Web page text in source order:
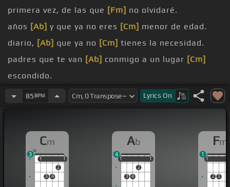
primera vez, de las que [Fm] no olvidaré.
años [Ab] y que ya no eres [Cm] menor de edad.
diario, [Ab] que ya no [Cm] tienes la necesidad.
padres que te van [Ab] conmigo a un lugar [Cm]
escondido.
testigo la
luna y la noche cuando[Cm]esté
[Cm] que ya no tienes la necesidad.
85 BPM Lyrics On
Cm
1
3 4
2
1
1 1
3
Ab
1
3 4
2
1
1 1
4
Fm
1
2 3
1
1